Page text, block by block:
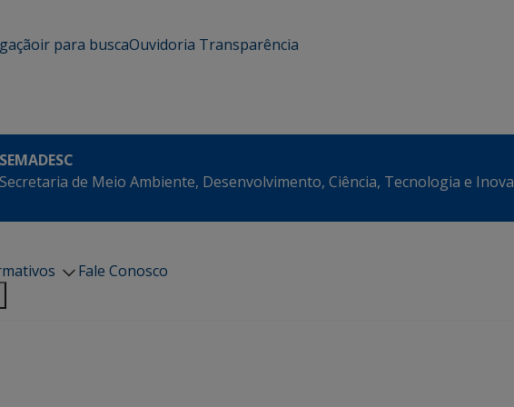
ir para buscaOuvidoria Transparência
SEMADESC
Secretaria de Meio Ambiente, Desenvolvimento, Ciência, Tecnologia e
Fale Conosco